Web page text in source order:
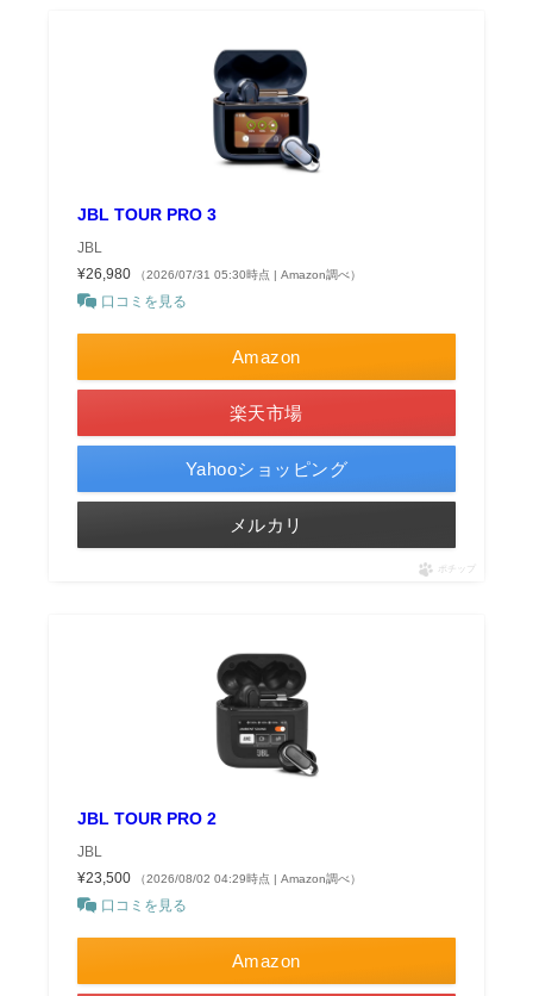
JBL TOUR PRO 3
JBL
¥26,980
（2026/07/31 05:30時点 | Amazon調べ）
口コミを見る
Amazon
楽天市場
Yahooショッピング
メルカリ
ポチップ
JBL TOUR PRO 2
JBL
¥23,500
（2026/08/02 04:29時点 | Amazon調べ）
口コミを見る
Amazon